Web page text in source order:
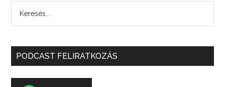
PODCAST FELIRATKOZÁS